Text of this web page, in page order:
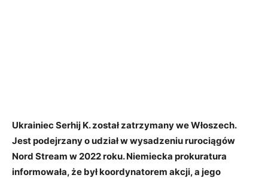
Ukrainiec Serhij K. został zatrzymany we Włoszech.
Jest podejrzany o udział w wysadzeniu rurociągów
Nord Stream w 2022 roku. Niemiecka prokuratura
informowała, że był koordynatorem akcji, a jego